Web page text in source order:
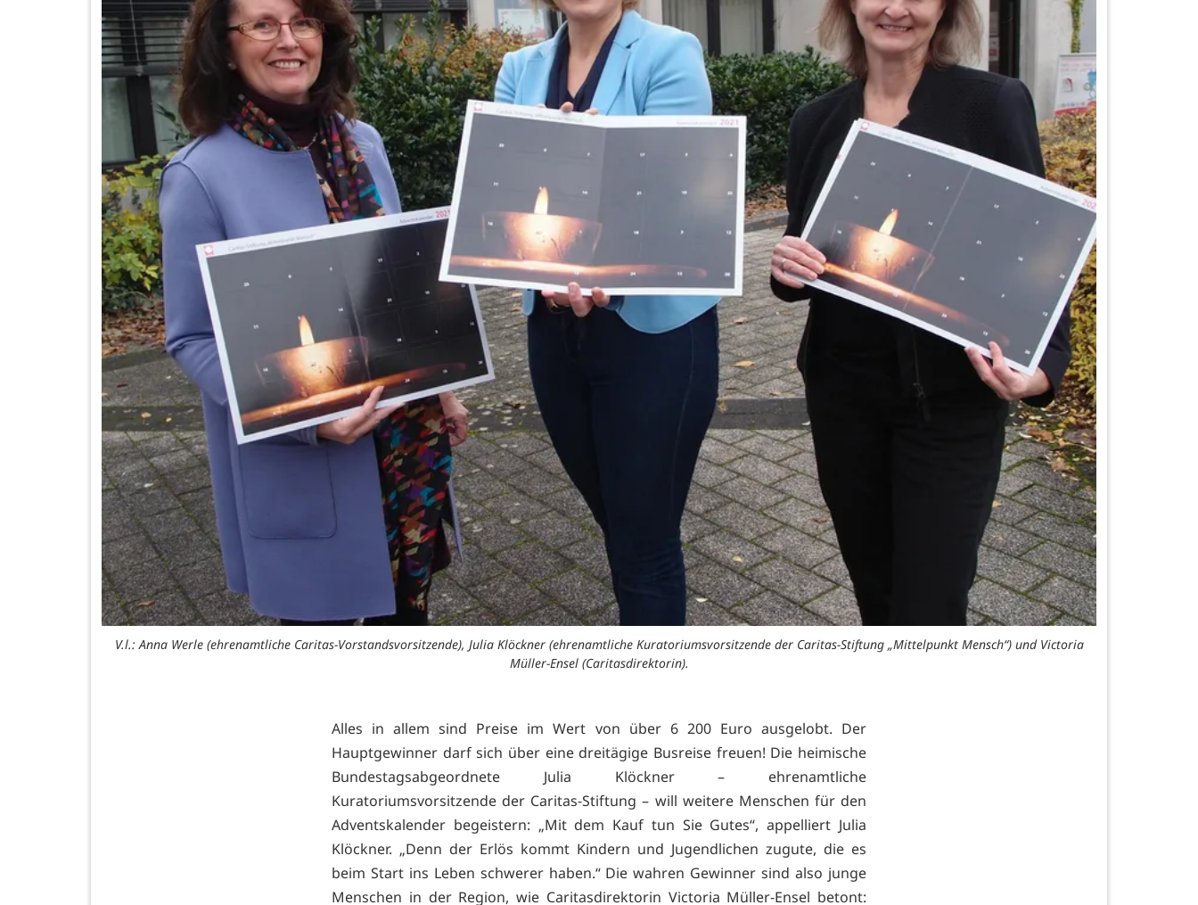
V.l.: Anna Werle (ehrenamtliche Caritas-Vorstandsvorsitzende), Julia Klöckner (ehrenamtliche Kuratoriumsvorsitzende der Caritas-Stiftung „Mittelpunkt Mensch“) und Victoria
Müller-Ensel (Caritasdirektorin).
Alles in allem sind Preise im Wert von über 6 200 Euro ausgelobt. Der
Hauptgewinner darf sich über eine dreitägige Busreise freuen! Die heimische
Bundestagsabgeordnete Julia Klöckner – ehrenamtliche
Kuratoriumsvorsitzende der Caritas-Stiftung – will weitere Menschen für den
Adventskalender begeistern: „Mit dem Kauf tun Sie Gutes“, appelliert Julia
Klöckner. „Denn der Erlös kommt Kindern und Jugendlichen zugute, die es
beim Start ins Leben schwerer haben.“ Die wahren Gewinner sind also junge
Menschen in der Region, wie Caritasdirektorin Victoria Müller-Ensel betont: